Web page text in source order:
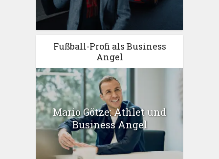
Fußball-Profi als Business
Angel
Mario Götze: Athlet und
Business Angel